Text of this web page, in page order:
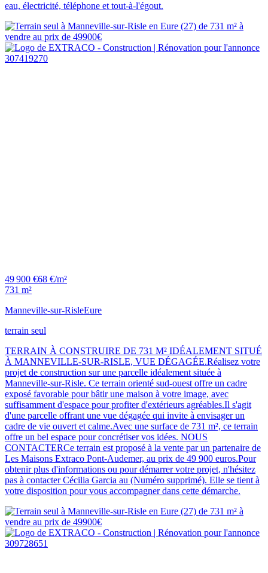
eau, électricité, téléphone et tout-à-l'égout.
49 900 €68 €/m²
731 m²
Manneville-sur-RisleEure
terrain seul
TERRAIN À CONSTRUIRE DE 731 M² IDÉALEMENT SITUÉ
À MANNEVILLE-SUR-RISLE, VUE DÉGAGÉE.Réalisez votre
projet de construction sur une parcelle idéalement située à
Manneville-sur-Risle. Ce terrain orienté sud-ouest offre un cadre
exposé favorable pour bâtir une maison à votre image, avec
suffisamment d'espace pour profiter d'extérieurs agréables.Il s'agit
d'une parcelle offrant une vue dégagée qui invite à envisager un
cadre de vie ouvert et calme.Avec une surface de 731 m², ce terrain
offre un bel espace pour concrétiser vos idées. NOUS
CONTACTERCe terrain est proposé à la vente par un partenaire de
Les Maisons Extraco Pont-Audemer, au prix de 49 900 euros.Pour
obtenir plus d'informations ou pour démarrer votre projet, n'hésitez
pas à contacter Cécilia Garcia au (Numéro supprimé). Elle se tient à
votre disposition pour vous accompagner dans cette démarche.